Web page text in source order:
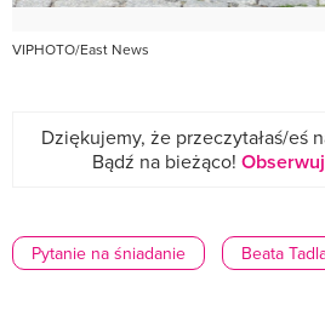
VIPHOTO/East News
Dziękujemy, że przeczytałaś/eś
Bądź na bieżąco!
Pytanie na śniadanie Beata